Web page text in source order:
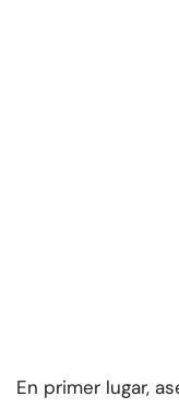
En primer lugar,